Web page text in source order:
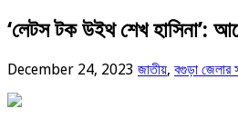
‘লেটস টক উইথ শেখ হাসিনা’:
December 24, 2023 জাতীয়, বগুড়া জেলার